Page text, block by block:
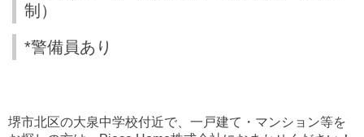
制）
*警備員あり
堺市北区の大泉中学校付近で、一戸建て・マンション等を